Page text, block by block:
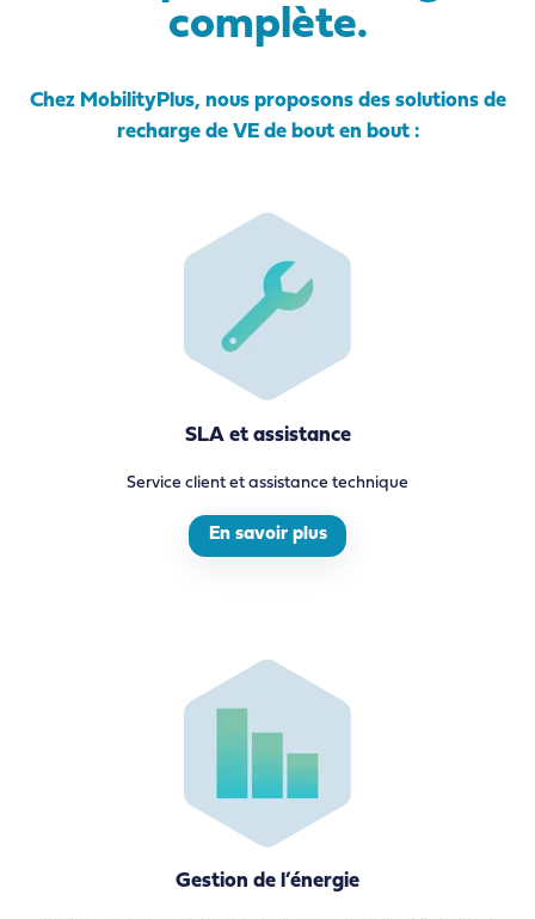
complète.
Chez MobilityPlus, nous proposons des solutions de
recharge de VE de bout en bout :
SLA et assistance
Service client et assistance technique
En savoir plus
Gestion de l’énergie